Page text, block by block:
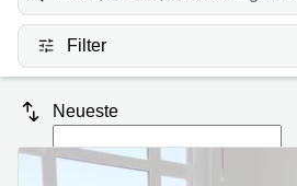
Virtuelle
Büros
Besprechungsräume
Coworking
Basel
Coworking
Lugano
Bahnhofstrasse
10 Zürich
Bahnhofstrasse
41 Zürich
Preis
Anmelden
Sprache wählen
French
Filter
Neueste